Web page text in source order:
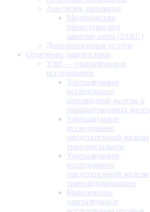
Анестезия, инъекции
Медицинские
процедуры под
закисью азота (ЗАКС)
Дополнительные услуги
Отделение диагностики
УЗИ — ультразвуковое
исследование
Ультразвуковое
исследование
щитовидной железы и
паращитовидных желез
Ультразвуковое
исследование
предстательной железы
трансректальное
Ультразвуковое
исследование
предстательной железы
трансабдоминально
Комплексное
ультразвуковое